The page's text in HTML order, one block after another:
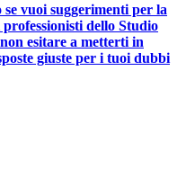
vuoi suggerimenti per la
dello Studio
esitare a metterti in
giuste per i tuoi dubbi